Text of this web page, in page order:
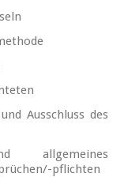
Ausschluss des
allgemeines
pflichten